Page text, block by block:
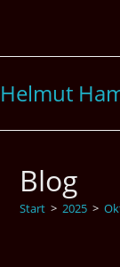
springen
Helmut
Blog
Start > 2025 >